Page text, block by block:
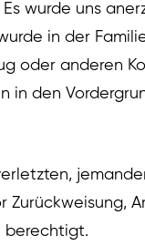
wurde uns
in der
oder anderen
in den
Zurückweisung,
berechtigt.